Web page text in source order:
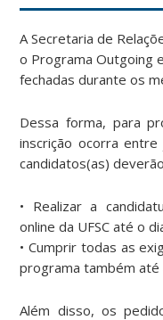
A Secretaria de
o Programa Outgoing
fechadas durante os
Dessa forma, para
inscrição ocorra
candidatos(as)
• Realizar a
online da UFSC até o
• Cumprir todas as
programa também até
Além disso, os